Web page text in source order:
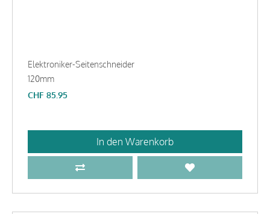
Elektroniker-Seitenschneider
120mm
CHF 85.95
In den Warenkorb